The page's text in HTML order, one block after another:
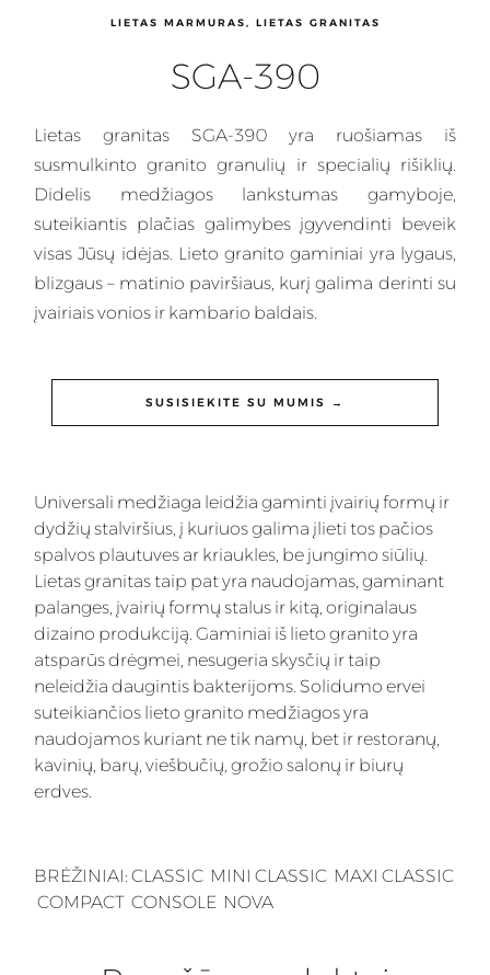
LIETAS MARMURAS, LIETAS GRANITAS
SGA-390
Lietas granitasSGA-390 yra ruošiamas iš
susmulkinto granito granulių ir specialių rišiklių.
Didelis medžiagos lankstumas gamyboje,
suteikiantis plačias galimybes įgyvendinti beveik
visas Jūsų idėjas. Lieto granito gaminiai yra lygaus,
blizgaus – matinio paviršiaus, kurį galima derinti su
įvairiais vonios ir kambario baldais.
SUSISIEKITE SU MUMIS →
Universali medžiaga leidžia gaminti įvairių formų ir
dydžių stalviršius, į kuriuos galima įlieti tos pačios
spalvos plautuves ar kriaukles, be jungimo siūlių.
Lietas granitas taip pat yra naudojamas, gaminant
palanges, įvairių formų stalus ir kitą, originalaus
dizaino produkciją. Gaminiai iš lieto granito yra
atsparūs drėgmei, nesugeria skysčių ir taip
neleidžia daugintis bakterijoms. Solidumo ervei
suteikiančios lieto granito medžiagos yra
naudojamos kuriant ne tik namų, bet ir restoranų,
kavinių, barų, viešbučių, grožio salonų ir biurų
erdves.
BRĖŽINIAI: CLASSIC MINI CLASSIC MAXI CLASSIC
COMPACT CONSOLE NOVA